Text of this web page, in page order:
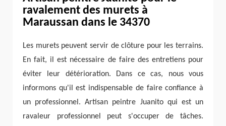
ravalement des murets à
Maraussan dans le 34370
Les murets peuvent servir de clôture pour les terrains.
En fait, il est nécessaire de faire des entretiens pour
éviter leur détérioration. Dans ce cas, nous vous
informons qu'il est indispensable de faire confiance à
un professionnel. Artisan peintre Juanito qui est un
ravaleur professionnel peut s'occuper de tâches.